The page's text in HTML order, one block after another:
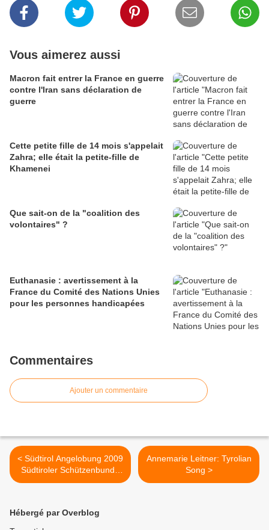
Vous aimerez aussi
Macron fait entrer la France en guerre
contre l'Iran sans déclaration de
guerre
Cette petite fille de 14 mois s'appelait
Zahra; elle était la petite-fille de
Khamenei
Que sait-on de la "coalition des
volontaires" ?
Euthanasie : avertissement à la
France du Comité des Nations Unies
pour les personnes handicapées
Commentaires
Ajouter un commentaire
< Südtirol Angelobung 2009
Südtiroler Schützenbund /
Gaufest Grainau 2007,
Annemarie Leitner: Tyrolian
Song >
Hébergé par Overblog